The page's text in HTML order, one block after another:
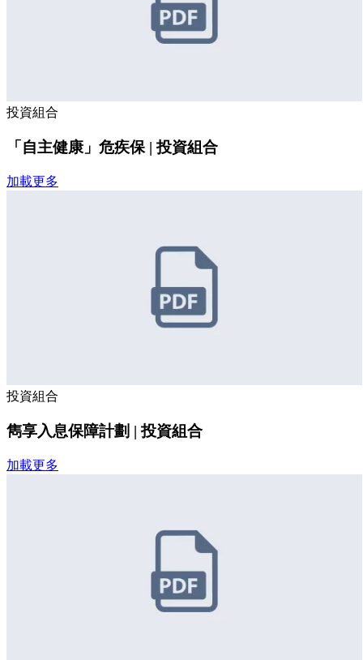
投資組合
「自主健康」危疾保 | 投資組合
加載更多
投資組合
雋享入息保障計劃 | 投資組合
加載更多